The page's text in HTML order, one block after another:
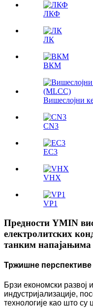
ЛКФ
ЛК
ВКМ
Вишеслојни
CN3
ЕС3
VHX
VP1
Предности YMIN
електролитских
танким напајањима
Тржишне перспективе
Брзи економски развој
индустријализације,
технологије као што су